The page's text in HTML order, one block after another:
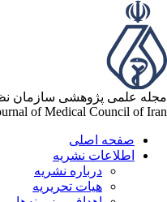
مجله علمی پژوهشی سازمان
of Medical Council of Iran
صفحه اصلی
اطلاعات نشریه
درباره نشریه
هیات تحریریه